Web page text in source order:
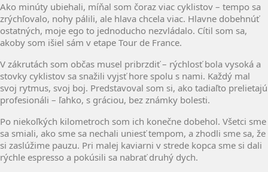
Ako minúty ubiehali, míňal som čoraz viac cyklistov – tempo sa
zrýchľovalo, nohy pálili, ale hlava chcela viac. Hlavne dobehnúť
ostatných, moje ego to jednoducho nezvládalo. Cítil som sa,
akoby som išiel sám v etape Tour de France.
V zákrutách som občas musel pribrzdiť – rýchlosť bola vysoká a
stovky cyklistov sa snažili vyjsť hore spolu s nami. Každý mal
svoj rytmus, svoj boj. Predstavoval som si, ako tadiaľto prelietajú
profesionáli – ľahko, s gráciou, bez známky bolesti.
Po niekoľkých kilometroch som ich konečne dobehol. Všetci sme
sa smiali, ako sme sa nechali uniesť tempom, a zhodli sme sa, že
si zaslúžime pauzu. Pri malej kaviarni v strede kopca sme si dali
rýchle espresso a pokúsili sa nabrať druhý dych.